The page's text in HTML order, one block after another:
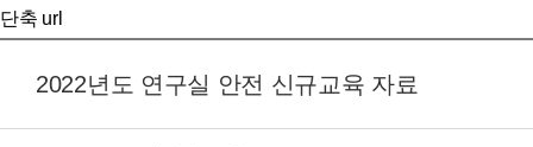
단축 url
2022년도 연구실 안전 신규교육 자료